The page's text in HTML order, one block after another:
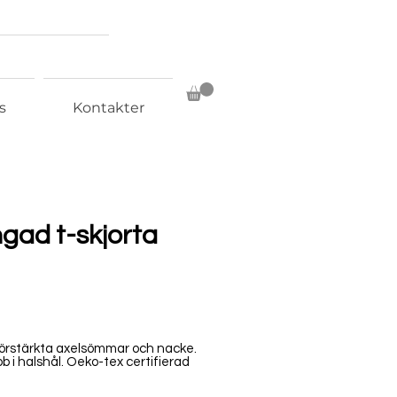
Kontakter
t-skjorta
axelsömmar och nacke.
i halshål. Oeko-tex certifierad